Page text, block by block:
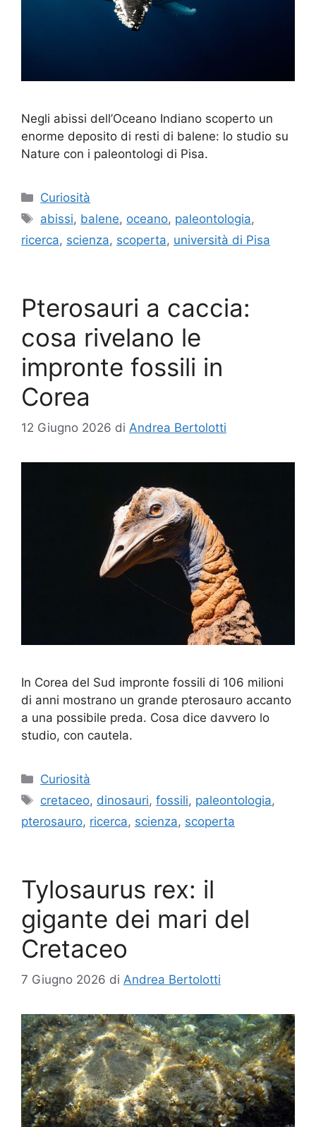
Negli abissi dell’Oceano Indiano scoperto un
enorme deposito di resti di balene: lo studio su
Nature con i paleontologi di Pisa.
Categorie
Curiosità
Tag
abissi, balene, oceano, paleontologia,
ricerca, scienza, scoperta, università di Pisa
Pterosauri a caccia:
cosa rivelano le
impronte fossili in
Corea
12 Giugno 2026 di Andrea Bertolotti
In Corea del Sud impronte fossili di 106 milioni
di anni mostrano un grande pterosauro accanto
a una possibile preda. Cosa dice davvero lo
studio, con cautela.
Categorie
Curiosità
Tag
cretaceo, dinosauri,fossili, paleontologia,
pterosauro, ricerca, scienza, scoperta
Tylosaurus rex: il
gigante dei mari del
Cretaceo
7 Giugno 2026 di Andrea Bertolotti